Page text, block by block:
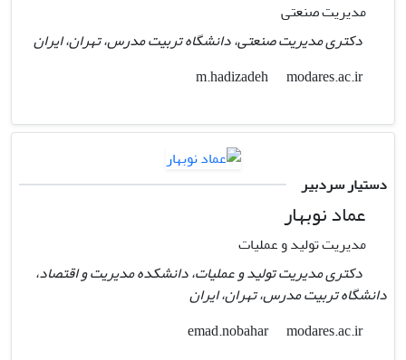
مدیریت صنعتی
دکتری مدیریت صنعتی، دانشگاه تربیت مدرس، تهران، ایران
m.hadizadeh
modares.ac.ir
دستیار سردبیر
عماد نوبهار
مدیریت تولید و عملیات
دکتری مدیریت تولید و عملیات، دانشکده مدیریت و اقتصاد،
دانشگاه تربیت مدرس، تهران، ایران
emad.nobahar
modares.ac.ir